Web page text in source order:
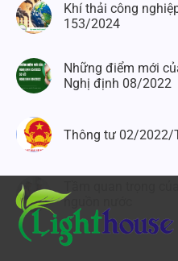
Khí thải công
153/2024
Những điểm mới
Nghị định 08/2022
Thông tư 02/2022/
nguồn nước